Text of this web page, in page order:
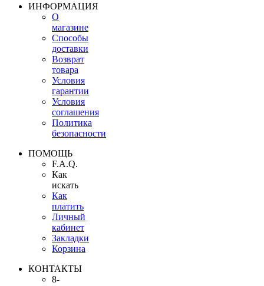
ИНФОРМАЦИЯ
О
магазине
Способы
доставки
Возврат
товара
Условия
гарантии
Условия
соглашения
Политика
безопасности
ПОМОЩЬ
F.A.Q.
Как
искать
Как
платить
Личный
кабинет
Закладки
Корзина
КОНТАКТЫ
8-